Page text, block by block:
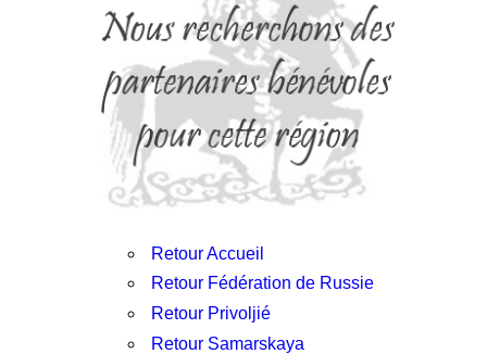
Retour Accueil
Retour Fédération de Russie
Retour Privoljié
Retour Samarskaya